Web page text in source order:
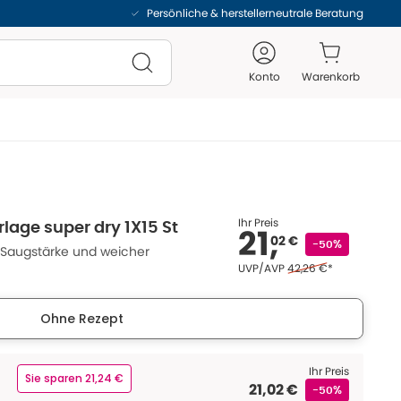
Persönliche & herstellerneutrale Beratung
Konto Warenkorb
super dry 1X15 St
und weicher
Ihr Preis
21,02 € -50%
UVP/AVPEhemaliger Preis (U V
42,26 €*
Ohne Rezept
Sie sparen 21,24 € Ihr Preis
21,02 € -50%